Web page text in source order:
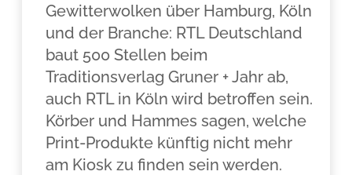
Gewitterwolken über Hamburg, Köln
und der Branche: RTL Deutschland
baut 500 Stellen beim
Traditionsverlag Gruner + Jahr ab,
auch RTL in Köln wird betroffen sein.
Körber und Hammes sagen, welche
Print-Produkte künftig nicht mehr
am Kiosk zu finden sein werden.